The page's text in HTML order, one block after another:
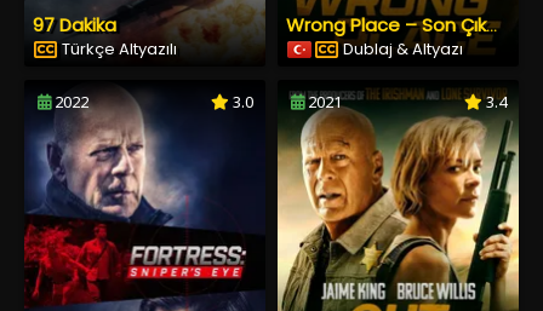
97 Dakika
Türkçe Altyazılı
Wrong Place – Son Çıkmaz
Dublaj & Altyazı
2022 3.0 2021 3.4